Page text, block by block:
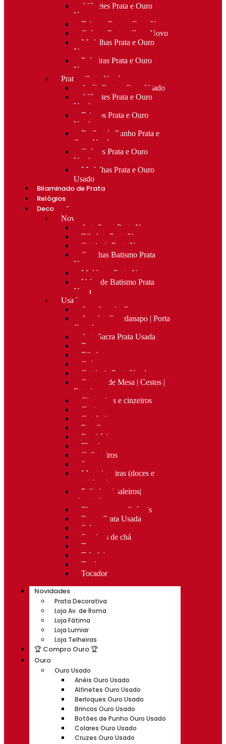
Alfinetes Prata e Ouro
Novo
Brincos Prata e Ouro Novo
Colares Prata e Ouro Novo
Medalhas Prata e Ouro
Novo
Pulseiras Prata e Ouro
Novo
Prata e Ouro Usado
Anéis Prata e Ouro Usado
Alfinetes Prata e Ouro
Usado
Brincos Prata e Ouro
Usado
Botões de Punho Prata e
Ouro Usado
Colares Prata e Ouro
Usado
Medalhas Prata e Ouro
Usado
Bilaminado de Prata
Relógios
Decoração
Novo
Arte Sacra Prata Nova
Bibelots Prata Nova
Castiçais Prata Nova
Conchas Batismo Prata
Nova
Molduras Prata Nova
Velas de Batismo Prata
Nova
Usado
Apanha migalhas
Argolas Guardanapo | Porta
Guardanapos
Arte Sacra Prata Usada
Bar
Bibelots
Caixas
Castiçais Prata Usada
Centros de Mesa | Cestos |
Fruteiras
Cigarreiras e cinzeiros
Costura
Cutelaria
Espelhos
Escritório
Floreiras
Galheteiros
Jarras
Manteigueiras (doces e
manteigas)
Paliteiros | saleiros|
pimenteiros
Placas personalizáveis
Rocas Prata Usada
Salvas
Serviços de chá
Taças
Tabuleiros
Terrinas
Tocador
Novidades
Prata Decorativa
Loja Av. de Roma
Loja Fátima
Loja Lumiar
Loja Telheiras
🏆 Compro Ouro 🏆
Ouro
Ouro Usado
Anéis Ouro Usado
Alfinetes Ouro Usado
Berloques Ouro Usado
Brincos Ouro Usado
Botões de Punho Ouro Usado
Colares Ouro Usado
Cruzes Ouro Usado